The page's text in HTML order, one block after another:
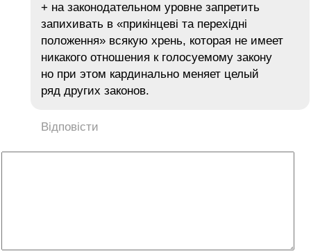
+ на законодательном уровне запретить
запихивать в «прикінцеві та перехідні
положення» всякую хрень, которая не имеет
никакого отношения к голосуемому закону
но при этом кардинально меняет целый
ряд других законов.
Відповісти